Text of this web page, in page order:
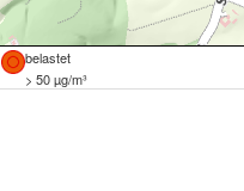
belastet
> 50 µg/m³